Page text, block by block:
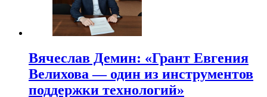
Вячеслав Демин: «Грант Евгения
Велихова — один из инструментов
поддержки технологий»